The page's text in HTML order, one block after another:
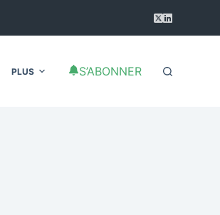
PLUS S’ABONNER